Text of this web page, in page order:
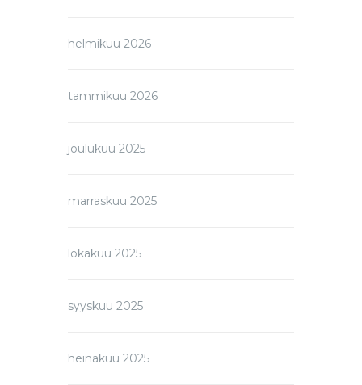
helmikuu 2026
tammikuu 2026
joulukuu 2025
marraskuu 2025
lokakuu 2025
syyskuu 2025
heinäkuu 2025